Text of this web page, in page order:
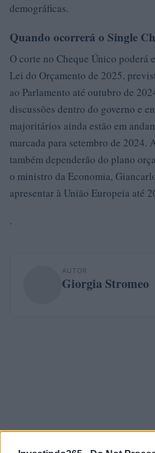
demográficas.
Quando ocorrerá o Single
O corte no Cheque Único poderá
Lei do Orçamento de 2025,
ao Parlamento até outubro de
discussões dentro do governo e
majoritários ainda estão em
marcada para setembro de 2024.
também dependerão do plano
o ministro da Economia,
apresentar à União Europeia até
.
AUTOR
Giorgia Stromeo